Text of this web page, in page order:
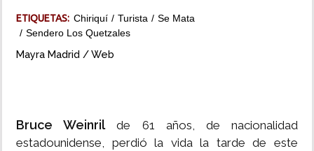
ETIQUETAS: Chiriquí Turista
Se Mata
Sendero Los Quetzales
Mayra Madrid / Web
Bruce Weinrilde 61 años, de nacionalidad
estadounidense, perdió la vida la tarde de este